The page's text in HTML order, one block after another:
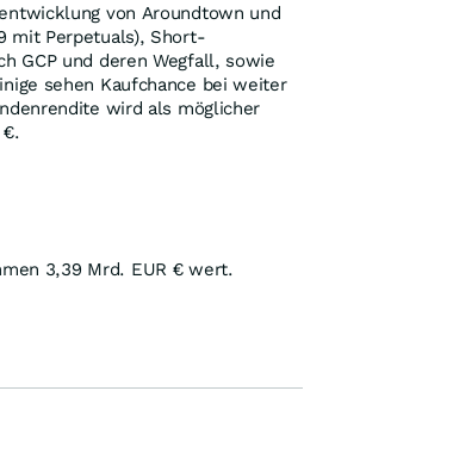
von Aroundtown und
mit Perpetuals), Short-
GCP und deren Wegfall, sowie
sehen Kaufchance bei weiter
wird als möglicher
3,39 Mrd. EUR € wert.